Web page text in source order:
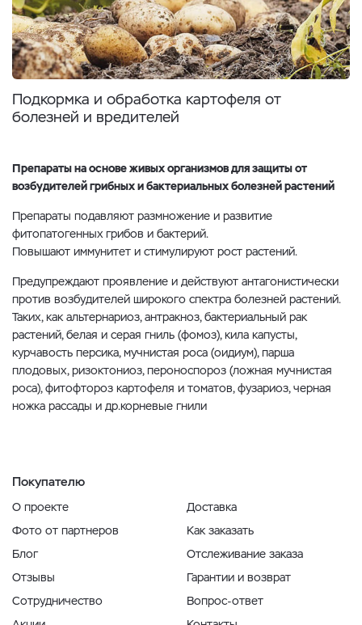
Подкормка и обработка картофеля от
болезней и вредителей
Препараты на основе живых организмов для защиты от
возбудителей грибных и бактериальных болезней растений
Препараты подавляют размножение и развитие
фитопатогенных грибов и бактерий.
Повышают иммунитет и стимулируют рост растений.
Предупреждают проявление и действуют антагонистически
против возбудителей широкого спектра болезней растений.
Таких, как альтернариоз, антракноз, бактериальный рак
растений, белая и серая гниль (фомоз), кила капусты,
курчавость персика, мучнистая роса (оидиум), парша
плодовых, ризоктониоз, пероноспороз (ложная мучнистая
роса), фитофтороз картофеля и томатов, фузариоз, черная
ножка рассады и др.корневые гнили
Покупателю
О проекте
Фото от партнеров
Блог
Отзывы
Сотрудничество
Доставка
Как заказать
Отслеживание заказа
Гарантии и возврат
Вопрос-ответ